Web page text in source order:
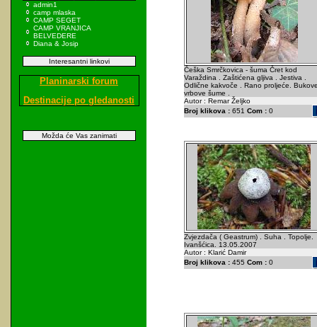
admin1
camp mlaska
CAMP SEGET
CAMP VRANJICA
BELVEDERE
Diana & Josip
Interesantni linkovi
Planinarski forum
Destinacije po gledanosti
Možda će Vas zanimati
Češka Smrčkovica - šuma Čret kod
Varaždina . Zaštićena gljiva . Jestiva .
Odlične kakvoče . Rano proljeće.
vrbove šume .
Autor : Remar Željko
Broj klikova :651 Com :0
Zvjezdača ( Geastrum) . Suha . Topolje.
Ivanšćica. 13.05.2007
Autor : Klarić Damir
Broj klikova :455 Com :0